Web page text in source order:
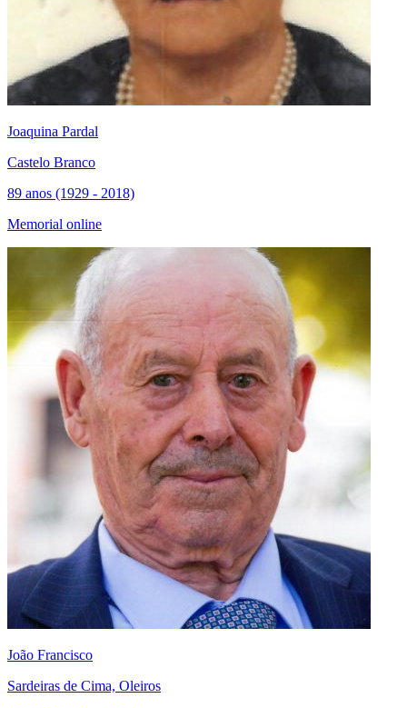
Joaquina Pardal
Castelo Branco
89 anos (1929 - 2018)
Memorial online
João Francisco
Sardeiras de Cima, Oleiros